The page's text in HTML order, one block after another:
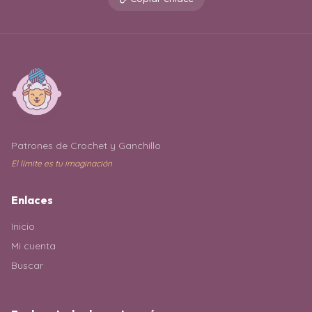
Patrones de Crochet y Ganchillo
El límite es tu imaginación
Enlaces
Inicio
Mi cuenta
Buscar